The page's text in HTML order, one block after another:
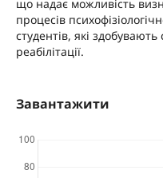
що надає можливість
процесів
студентів, які здобувають
реабілітації.
Завантажити